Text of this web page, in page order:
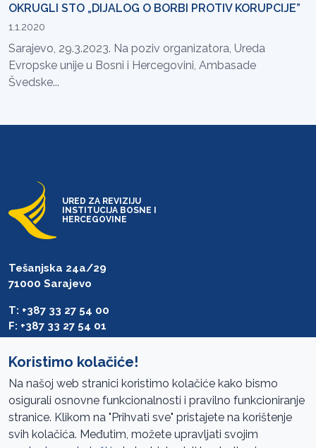
OKRUGLI STO „DIJALOG O BORBI PROTIV KORUPCIJE”
1.1.2020
Sarajevo, 29.3.2023. Na poziv organizatora, Ureda
Evropske unije u Bosni i Hercegovini, Ambasade
Švedske...
URED ZA REVIZIJU
INSTITUCIJA BOSNE I
HERCEGOVINE
Tešanjska 24a/29
71000 Sarajevo
T: +387 33 27 54 00
F: +387 33 27 54 01
Pristup informacijama
Mapa sajta
Koristimo kolačiće!
Na našoj web stranici koristimo kolačiće kako bismo
osigurali osnovne funkcionalnosti i pravilno funkcioniranje
stranice. Klikom na "Prihvati sve" pristajete na korištenje
svih kolačića. Međutim, možete upravljati svojim